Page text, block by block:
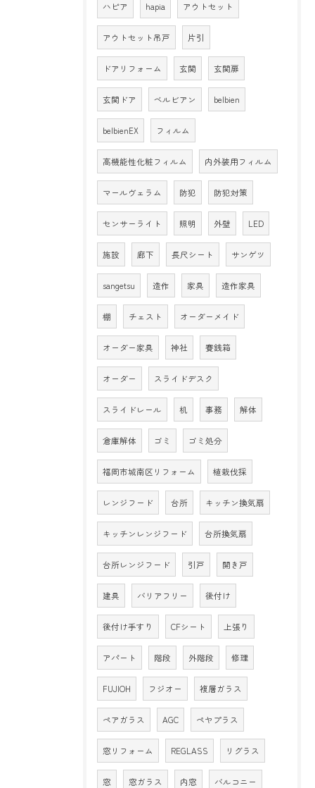
ハピア hapia アウトセット
アウトセット吊戸 片引
ドアリフォーム 玄関 玄関扉
玄関ドア ベルビアン belbien
belbienEX フィルム
高機能性化粧フィルム 内外装用フィルム
マールヴェラム 防犯 防犯対策
センサーライト 照明 外壁 LED
施設 廊下 長尺シート サンゲツ
sangetsu 造作 家具 造作家具
棚 チェスト オーダーメイド
オーダー家具 神社 賽銭箱
オーダー スライドデスク
スライドレール 机 事務 解体
倉庫解体 ゴミ ゴミ処分
福岡市城南区リフォーム 植栽伐採
レンジフード 台所 キッチン換気扇
キッチンレンジフード 台所換気扇
台所レンジフード 引戸 開き戸
建具 バリアフリー 後付け
後付け手すり CFシート 上張り
アパート 階段 外階段 修理
FUJIOH フジオー 複層ガラス
ペアガラス AGC ペヤプラス
窓リフォーム REGLASS リグラス
窓 窓ガラス 内窓 バルコニー